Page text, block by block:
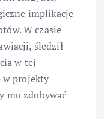
implikacje
W czasie
śledził
w tej
w projekty
mu zdobywać